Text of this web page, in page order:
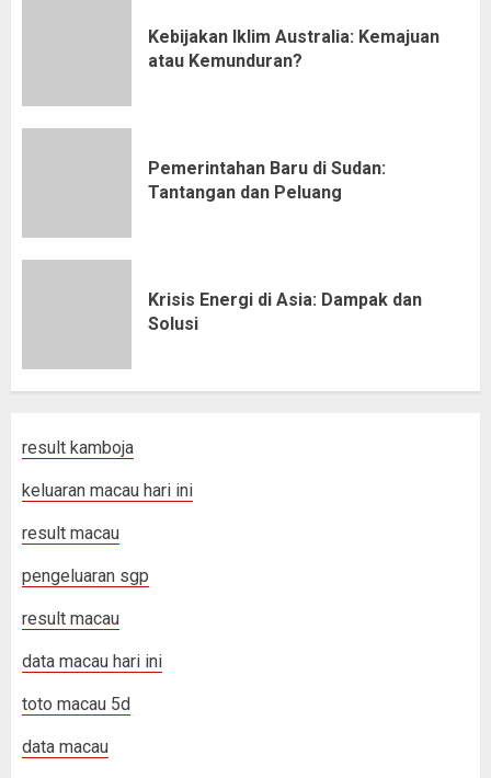
Kebijakan Iklim Australia: Kemajuan
atau Kemunduran?
Pemerintahan Baru di Sudan:
Tantangan dan Peluang
Krisis Energi di Asia: Dampak dan
Solusi
result kamboja
keluaran macau hari ini
result macau
pengeluaran sgp
result macau
data macau hari ini
toto macau 5d
data macau